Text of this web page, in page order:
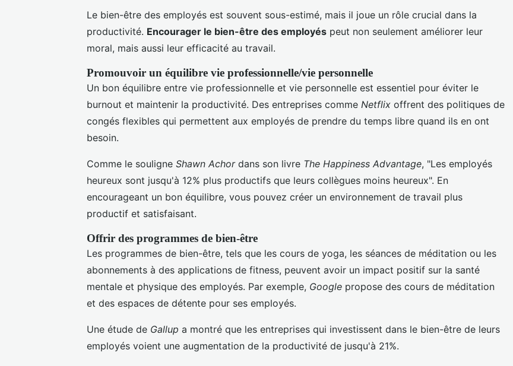
Le bien-être des employés est souvent sous-estimé, mais il joue un rôle crucial dans la
productivité. Encourager le bien-être des employés peut non seulement améliorer leur
moral, mais aussi leur efficacité au travail.
Promouvoir un équilibre vie professionnelle/vie personnelle
Un bon équilibre entre vie professionnelle et vie personnelle est essentiel pour éviter le
burnout et maintenir la productivité. Des entreprises comme Netflix offrent des politiques de
congés flexibles qui permettent aux employés de prendre du temps libre quand ils en ont
besoin.
Comme le souligne Shawn Achordans son livre The Happiness Advantage, "Les employés
heureux sont jusqu'à 12% plus productifs que leurs collègues moins heureux". En
encourageant un bon équilibre, vous pouvez créer un environnement de travail plus
productif et satisfaisant.
Offrir des programmes de bien-être
Les programmes de bien-être, tels que les cours de yoga, les séances de méditation ou les
abonnements à des applications de fitness, peuvent avoir un impact positif sur la santé
mentale et physique des employés. Par exemple, Google propose des cours de méditation
et des espaces de détente pour ses employés.
Une étude de Gallup a montré que les entreprises qui investissent dans le bien-être de leurs
employés voient une augmentation de la productivité de jusqu'à 21%.